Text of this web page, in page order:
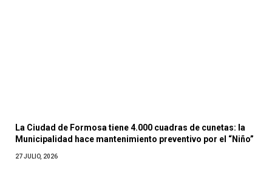
La Ciudad de Formosa tiene 4.000 cuadras de cunetas: la
Municipalidad hace mantenimiento preventivo por el “Niño”
27 JULIO, 2026